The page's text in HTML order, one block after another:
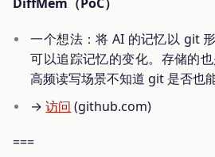
一个想法：将 AI 的记忆以 git
可以追踪记忆的变化。存储的
高频读写场景不知道 git 是否也能
→访问 (github.com)
===